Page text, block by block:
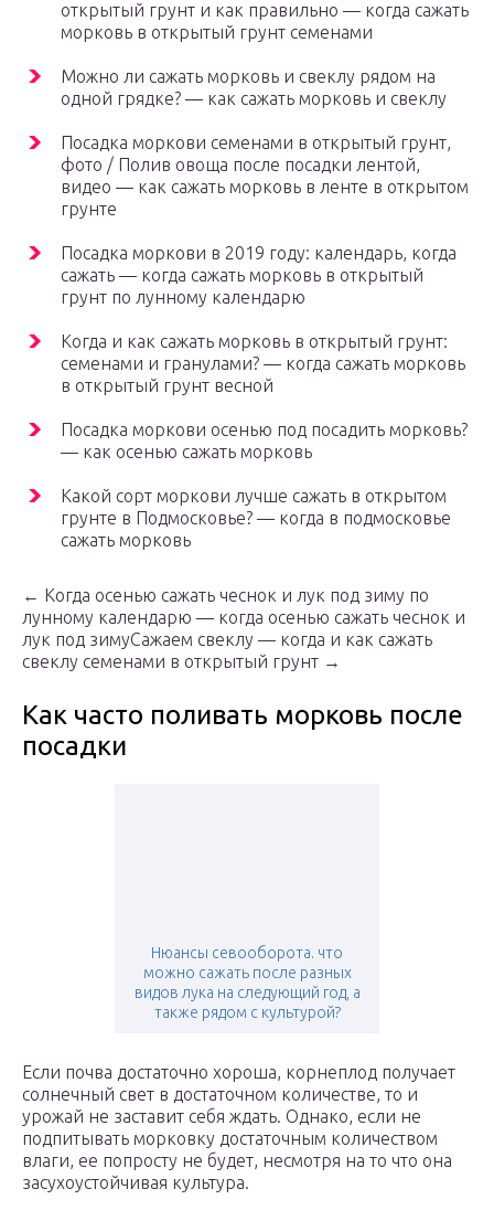
открытый грунт и как правильно — когда сажать
морковь в открытый грунт семенами
Можно ли сажать морковь и свеклу рядом на
одной грядке? — как сажать морковь и свеклу
Посадка моркови семенами в открытый грунт,
фото / Полив овоща после посадки лентой,
видео — как сажать морковь в ленте в открытом
грунте
Посадка моркови в 2019 году: календарь, когда
сажать — когда сажать морковь в открытый
грунт по лунному календарю
Когда и как сажать морковь в открытый грунт:
семенами и гранулами? — когда сажать морковь
в открытый грунт весной
Посадка моркови осенью под посадить морковь?
— как осенью сажать морковь
Какой сорт моркови лучше сажать в открытом
грунте в Подмосковье? — когда в подмосковье
сажать морковь
← Когда осенью сажать чеснок и лук под зиму по
лунному календарю — когда осенью сажать чеснок и
лук под зимуСажаем свеклу — когда и как сажать
свеклу семенами в открытый грунт →
Как часто поливать морковь после
посадки
Нюансы севооборота. что
можно сажать после разных
видов лука на следующий год, а
также рядом с культурой?
Если почва достаточно хороша, корнеплод получает
солнечный свет в достаточном количестве, то и
урожай не заставит себя ждать. Однако, если не
подпитывать морковку достаточным количеством
влаги, ее попросту не будет, несмотря на то что она
засухоустойчивая культура.